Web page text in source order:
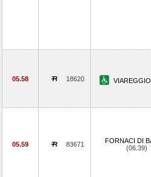
05.58 18620 VIAREGGIO
05.59 83671
FORNACI DI
(06.39)